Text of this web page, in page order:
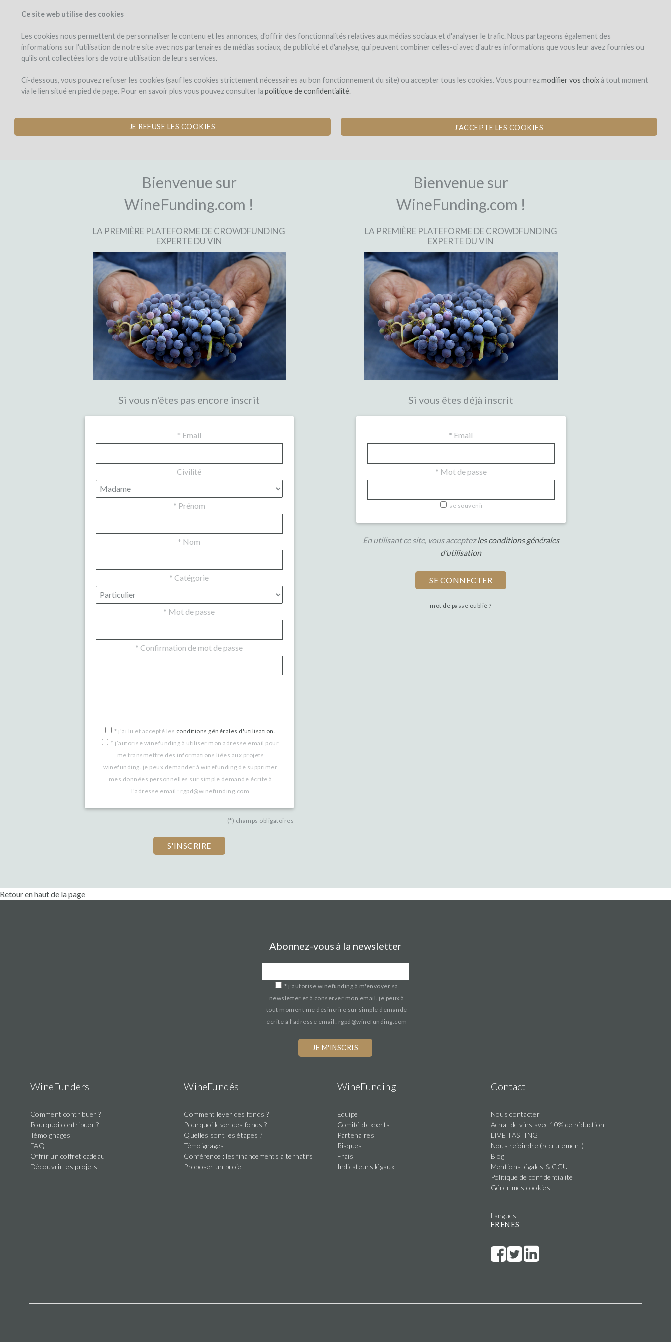
Ce site web utilise des cookies
Les cookies nous permettent de personnaliser le contenu et les annonces, d'offrir des fonctionnalités relatives aux médias sociaux et d'analyser le trafic. Nous partageons également des
informations sur l'utilisation de notre site avec nos partenaires de médias sociaux, de publicité et d'analyse, qui peuvent combiner celles-ci avec d'autres informations que vous leur avez fournies ou
qu'ils ont collectées lors de votre utilisation de leurs services.
Ci-dessous, vous pouvez refuser les cookies (sauf les cookies strictement nécessaires au bon fonctionnement du site) ou accepter tous les cookies. Vous pourrezmodifier vos choixà tout moment
via le lien situé en pied de page. Pour en savoir plus vous pouvez consulter la politique de confidentialité.
JE REFUSE LES COOKIES J'ACCEPTE LES COOKIES
Bienvenue sur
WineFunding.com !
LA PREMIÈRE PLATEFORME DE CROWDFUNDING
EXPERTE DU VIN
Si vous n'êtes pas encore inscrit
* Email
Civilité
* Prénom
* Nom
* Catégorie
* Mot de passe
* Confirmation de mot de passe
human,
ignore
* j'ai lu et accepté les conditions générales d'utilisation.
* j’autorise winefunding à utiliser mon adresse email pour
me transmettre des informations liées aux projets
winefunding. je peux demander à winefunding de supprimer
mes données personnelles sur simple demande écrite à
l'adresse email : rgpd@winefunding.com
(*) champs obligatoires
Bienvenue sur
WineFunding.com !
LA PREMIÈRE PLATEFORME DE CROWDFUNDING
EXPERTE DU VIN
Si vous êtes déjà inscrit
* Email
* Mot de passe
se souvenir
En utilisant ce site, vous acceptezles conditions générales
d’utilisation
mot de passe oublié ?
Retour en haut de la page
Abonnez-vous à la newsletter
* j’autorise winefunding à m'envoyer sa
newsletter et à conserver mon email. je peux à
tout moment me désincrire sur simple demande
écrite à l'adresse email : rgpd@winefunding.com
WineFunders
Comment contribuer ?
Pourquoi contribuer ?
Témoignages
FAQ
Offrir un coffret cadeau
Découvrir les projets
WineFundés
Comment lever des fonds ?
Pourquoi lever des fonds ?
Quelles sont les étapes ?
Témoignages
Conférence : les financements alternatifs
Proposer un projet
WineFunding
Equipe
Comité d'experts
Partenaires
Risques
Frais
Indicateurs légaux
Contact
Nous contacter
Achat de vins avec 10% de réduction
LIVE TASTING
Nous rejoindre (recrutement)
Blog
Mentions légales & CGU
Politique de confidentialité
Gérer mes cookies
Langues
FR EN ES